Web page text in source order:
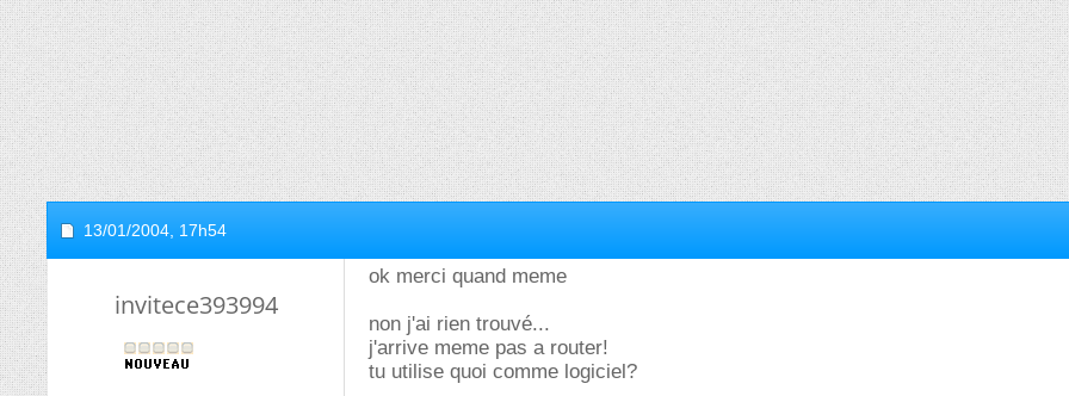
13/01/2004, 17h54
invitece393994
ok merci quand meme
non j'ai rien trouvé...
j'arrive meme pas a router!
tu utilise quoi comme logiciel?